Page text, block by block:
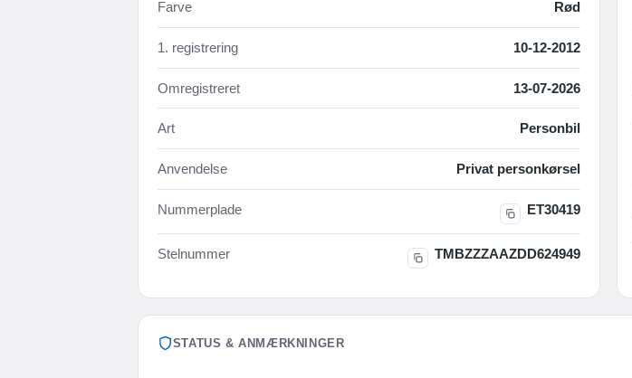
Farve Rød
1. registrering 10-12-2012
Omregistreret 13-07-2026
Art Personbil
Anvendelse Privat personkørsel
Nummerplade ET30419
Stelnummer TMBZZZAAZDD624949
STATUS & ANMÆRKNINGER